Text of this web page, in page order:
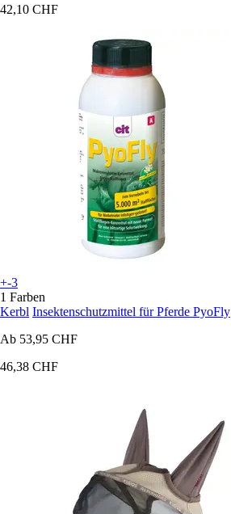
42,10 CHF
+-3
1 Farben
Kerbl Insektenschutzmittel für Pferde PyoFly
Ab 53,95 CHF
46,38 CHF